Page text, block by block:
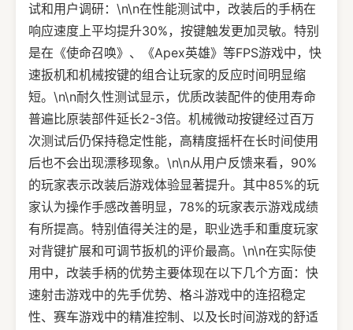
试和用户调研：\n\n在性能测试中，改装后的手柄在
响应速度上平均提升30%，按键触发更加灵敏。特别
是在《使命召唤》、《Apex英雄》等FPS游戏中，快
速扳机和机械按键的组合让玩家的反应时间明显缩
短。\n\n耐久性测试显示，优质改装配件的使用寿命
普遍比原装部件延长2-3倍。机械微动按键经过百万
次测试后仍保持稳定性能，高精度摇杆在长时间使用
后也不会出现漂移现象。\n\n从用户反馈来看，90%
的玩家表示改装后游戏体验显著提升。其中85%的玩
家认为操作手感改善明显，78%的玩家表示游戏成绩
有所提高。特别值得关注的是，职业选手和重度玩家
对背键扩展和可调节扳机的评价最高。\n\n在实际使
用中，改装手柄的优势主要体现在以下几个方面：快
速射击游戏中的先手优势、格斗游戏中的连招稳定
性、赛车游戏中的精准控制、以及长时间游戏的舒适